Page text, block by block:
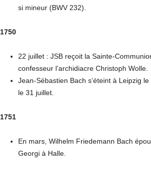
si mineur (BWV 232).
1750
22 juillet : JSB reçoit la Sainte-
confesseur l’archidiacre Christoph Wolle.
Jean-Sébastien Bach s’éteint à Leipzig
le 31 juillet.
1751
En mars, Wilhelm Friedemann Bach
Georgi à Halle.